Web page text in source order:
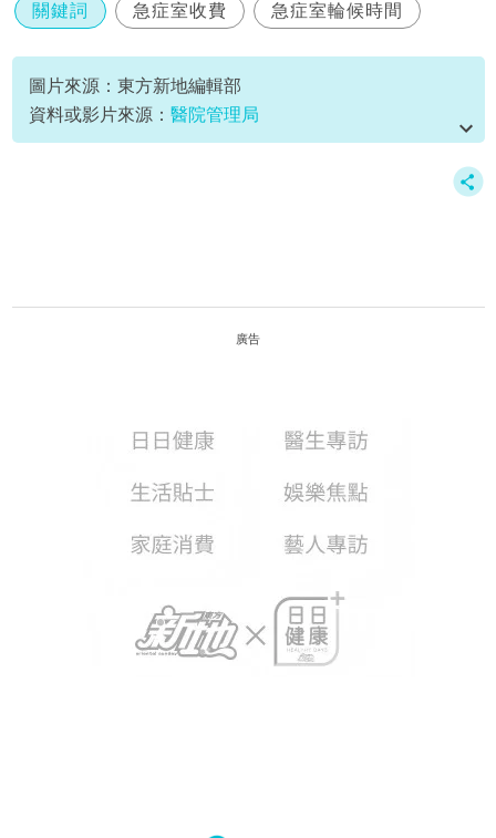
關鍵詞 急症室收費 急症室輪候時間
圖片來源：東方新地編輯部
資料或影片來源： 醫院管理局
廣告